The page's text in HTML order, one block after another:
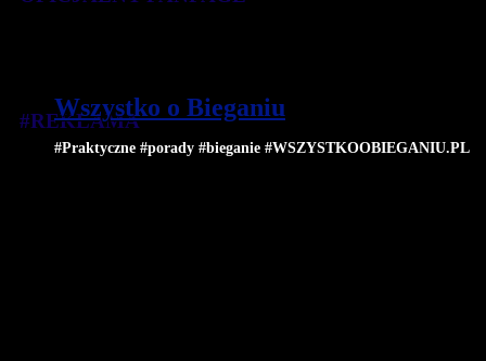
Wszystko o Bieganiu
#Praktyczne #porady #bieganie #WSZYSTKOOBIEGANIU.PL
#REKLAMA